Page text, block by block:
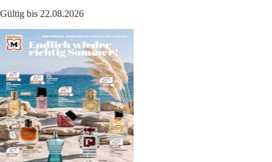
Gültig bis 22.08.2026